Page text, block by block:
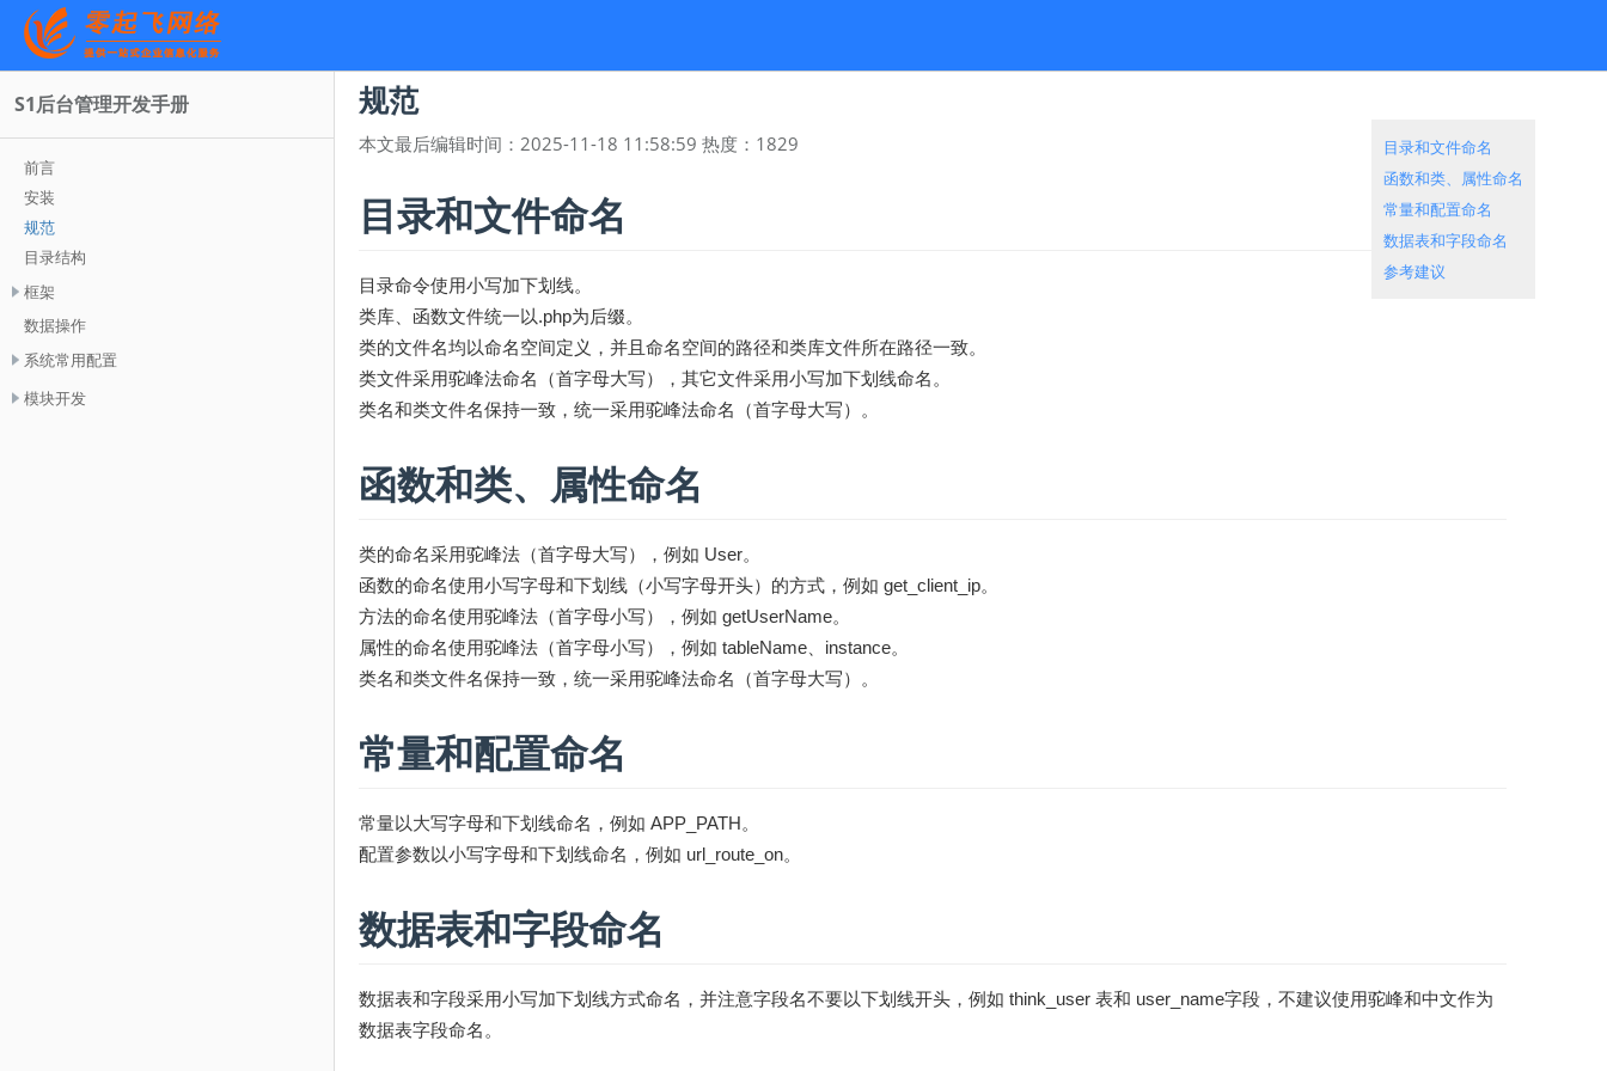
S1后台管理开发手册
前言
安装
规范
目录结构
框架
数据操作
系统常用配置
模块开发
规范
本文最后编辑时间： 2025-11-18 11:58:59 热度： 1829
目录和文件命名
目录命令使用小写加下划线。
类库、函数文件统一以.php为后缀。
类的文件名均以命名空间定义，并且命名空间的路径和类库文件所在路径一致。
类文件采用驼峰法命名（首字母大写），其它文件采用小写加下划线命名。
类名和类文件名保持一致，统一采用驼峰法命名（首字母大写）。
函数和类、属性命名
类的命名采用驼峰法（首字母大写），例如 User。
函数的命名使用小写字母和下划线（小写字母开头）的方式，例如 get_client_ip。
方法的命名使用驼峰法（首字母小写），例如 getUserName。
属性的命名使用驼峰法（首字母小写），例如 tableName、instance。
类名和类文件名保持一致，统一采用驼峰法命名（首字母大写）。
常量和配置命名
常量以大写字母和下划线命名，例如 APP_PATH。
配置参数以小写字母和下划线命名，例如 url_route_on。
数据表和字段命名
数据表和字段采用小写加下划线方式命名，并注意字段名不要以下划线开头，例如 think_user 表和 user_name字段，不建议使用驼峰和中文作为
数据表字段命名。
目录和文件命名
函数和类、属性命名
常量和配置命名
数据表和字段命名
参考建议